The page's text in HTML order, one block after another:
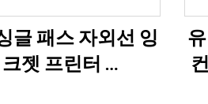
싱글 패스 자외선 잉
크젯 프린터